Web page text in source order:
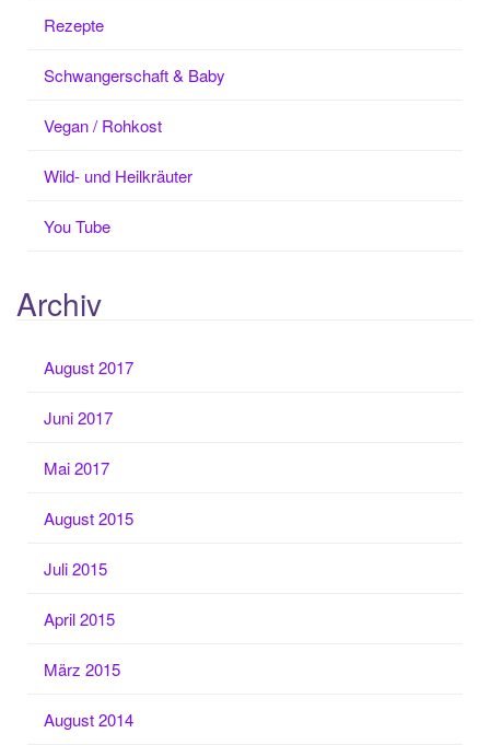
Rezepte
Schwangerschaft & Baby
Vegan / Rohkost
Wild- und Heilkräuter
You Tube
Archiv
August 2017
Juni 2017
Mai 2017
August 2015
Juli 2015
April 2015
März 2015
August 2014